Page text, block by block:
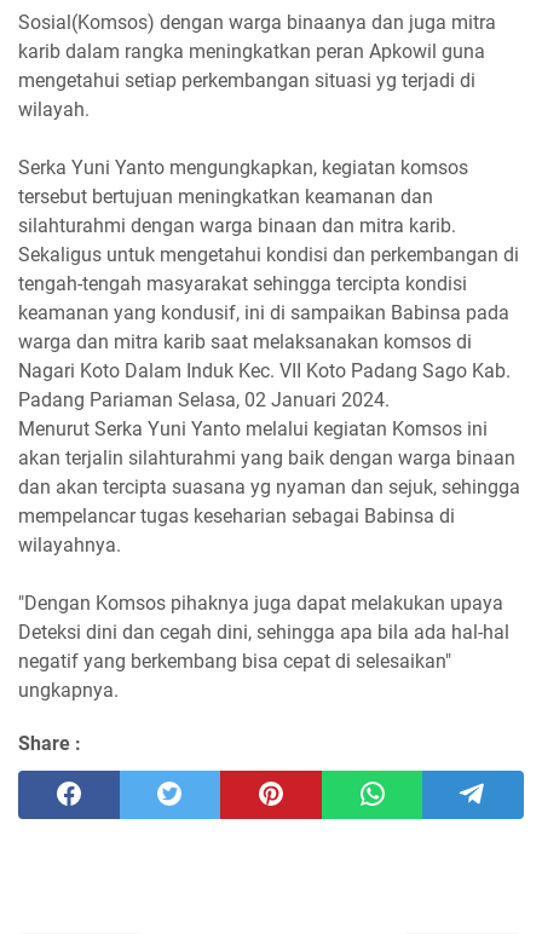
Sosial(Komsos) dengan warga binaanya dan juga mitra
karib dalam rangka meningkatkan peran Apkowil guna
mengetahui setiap perkembangan situasi yg terjadi di
wilayah.
Serka Yuni Yanto mengungkapkan, kegiatan komsos
tersebut bertujuan meningkatkan keamanan dan
silahturahmi dengan warga binaan dan mitra karib.
Sekaligus untuk mengetahui kondisi dan perkembangan di
tengah-tengah masyarakat sehingga tercipta kondisi
keamanan yang kondusif, ini di sampaikan Babinsa pada
warga dan mitra karib saat melaksanakan komsos di
Nagari Koto Dalam Induk Kec. VII Koto Padang Sago Kab.
Padang Pariaman Selasa, 02 Januari 2024.
Menurut Serka Yuni Yanto melalui kegiatan Komsos ini
akan terjalin silahturahmi yang baik dengan warga binaan
dan akan tercipta suasana yg nyaman dan sejuk, sehingga
mempelancar tugas keseharian sebagai Babinsa di
wilayahnya.
"Dengan Komsos pihaknya juga dapat melakukan upaya
Deteksi dini dan cegah dini, sehingga apa bila ada hal-hal
negatif yang berkembang bisa cepat di selesaikan"
ungkapnya.
Share :